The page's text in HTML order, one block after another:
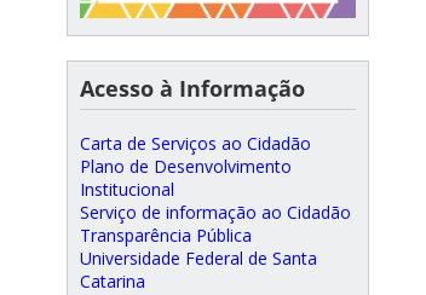
Acesso à Informação
Carta de Serviços ao Cidadão
Plano de Desenvolvimento
Institucional
Serviço de informação ao Cidadão
Transparência Pública
Universidade Federal de Santa
Catarina